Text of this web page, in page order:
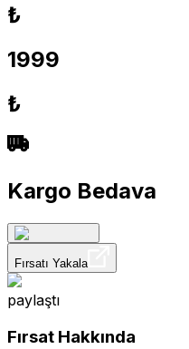
₺
1999
₺
Kargo Bedava
Fırsatı Yakala
paylaştı
Fırsat Hakkında